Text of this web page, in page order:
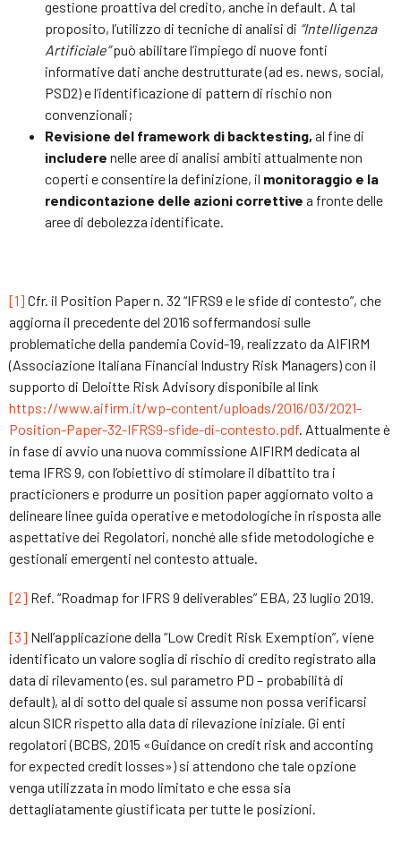
gestione proattiva del credito, anche in default. A tal
proposito, l’utilizzo di tecniche di analisi di “Intelligenza
Artificiale”può abilitare l’impiego di nuove fonti
informative dati anche destrutturate (ad es. news, social,
PSD2) e l’identificazione di pattern di rischio non
convenzionali;
Revisione del framework di backtesting, al fine di
includere nelle aree di analisi ambiti attualmente non
coperti e consentire la definizione, il monitoraggio e la
rendicontazione delle azioni correttive a fronte delle
aree di debolezza identificate.
[1] Cfr. il Position Paper n. 32 “IFRS9 e le sfide di contesto”, che
aggiorna il precedente del 2016 soffermandosi sulle
problematiche della pandemia Covid-19, realizzato da AIFIRM
(Associazione Italiana Financial Industry Risk Managers) con il
supporto di Deloitte Risk Advisory disponibile al link
https://www.aifirm.it/wp-content/uploads/2016/03/2021-
Position-Paper-32-IFRS9-sfide-di-contesto.pdf. Attualmente è
in fase di avvio una nuova commissione AIFIRM dedicata al
tema IFRS 9, con l’obiettivo di stimolare il dibattito tra i
practicioners e produrre un position paper aggiornato volto a
delineare linee guida operative e metodologiche in risposta alle
aspettative dei Regolatori, nonché alle sfide metodologiche e
gestionali emergenti nel contesto attuale.
[2] Ref. “Roadmap for IFRS 9 deliverables” EBA, 23 luglio 2019.
[3] Nell’applicazione della “Low Credit Risk Exemption”, viene
identificato un valore soglia di rischio di credito registrato alla
data di rilevamento (es. sul parametro PD – probabilità di
default), al di sotto del quale si assume non possa verificarsi
alcun SICR rispetto alla data di rilevazione iniziale. Gi enti
regolatori (BCBS, 2015 «Guidance on credit risk and acconting
for expected credit losses») si attendono che tale opzione
venga utilizzata in modo limitato e che essa sia
dettagliatamente giustificata per tutte le posizioni.